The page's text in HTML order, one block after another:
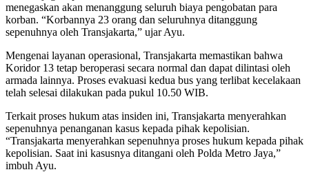
menegaskan akan menanggung seluruh biaya pengobatan para
korban. “Korbannya 23 orang dan seluruhnya ditanggung
sepenuhnya oleh Transjakarta,” ujar Ayu.
Mengenai layanan operasional, Transjakarta memastikan bahwa
Koridor 13 tetap beroperasi secara normal dan dapat dilintasi oleh
armada lainnya. Proses evakuasi kedua bus yang terlibat kecelakaan
telah selesai dilakukan pada pukul 10.50 WIB.
Terkait proses hukum atas insiden ini, Transjakarta menyerahkan
sepenuhnya penanganan kasus kepada pihak kepolisian.
“Transjakarta menyerahkan sepenuhnya proses hukum kepada pihak
kepolisian. Saat ini kasusnya ditangani oleh Polda Metro Jaya,”
imbuh Ayu.